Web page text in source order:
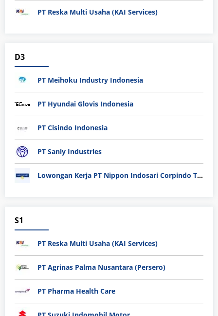
PT Reska Multi Usaha (KAI Services)
D3
PT Meihoku Industry Indonesia
PT Hyundai Glovis Indonesia
PT Cisindo Indonesia
PT Sanly Industries
Lowongan Kerja PT Nippon Indosari Corpindo Tbk. Bulan Agustus 2026
S1
PT Reska Multi Usaha (KAI Services)
PT Agrinas Palma Nusantara (Persero)
PT Pharma Health Care